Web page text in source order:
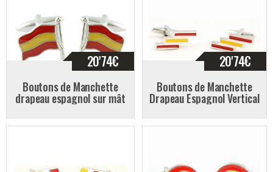
20'74€
Boutons de Manchette
drapeau espagnol sur mât
20'74€
Boutons de Manchette
Drapeau Espagnol Vertical